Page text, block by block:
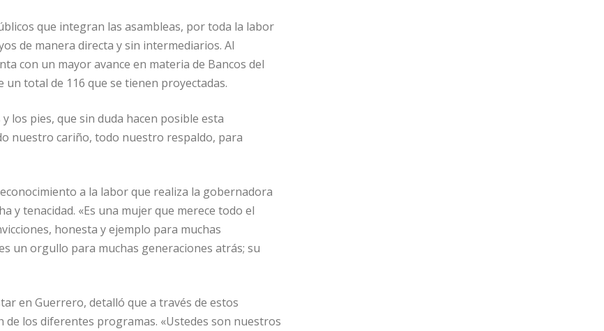
que integran las asambleas, por toda la labor
de manera directa y sin intermediarios. Al
con un mayor avance en materia de Bancos del
total de 116 que se tienen proyectadas.
los pies, que sin duda hacen posible esta
nuestro cariño, todo nuestro respaldo, para
a la labor que realiza la gobernadora
y tenacidad. «Es una mujer que merece todo el
honesta y ejemplo para muchas
un orgullo para muchas generaciones atrás; su
en Guerrero, detalló que a través de estos
los diferentes programas. «Ustedes son nuestros